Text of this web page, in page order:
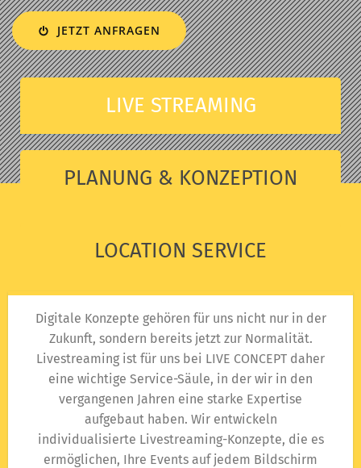
JETZT ANFRAGEN
LIVE STREAMING
PLANUNG & KONZEPTION
LOCATION SERVICE
Digitale Konzepte gehören für uns nicht nur in der
Zukunft, sondern bereits jetzt zur Normalität.
Livestreaming ist für uns bei LIVE CONCEPT daher
eine wichtige Service-Säule, in der wir in den
vergangenen Jahren eine starke Expertise
aufgebaut haben. Wir entwickeln
individualisierte Livestreaming-Konzepte, die es
ermöglichen, Ihre Events auf jedem Bildschirm